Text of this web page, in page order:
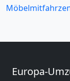
Europa-